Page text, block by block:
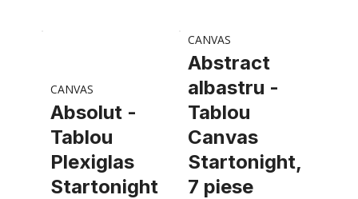
CANVAS
Absolut -
Tablou
Plexiglas
Startonight
CANVAS
Abstract
albastru -
Tablou
Canvas
Startonight,
7 piese